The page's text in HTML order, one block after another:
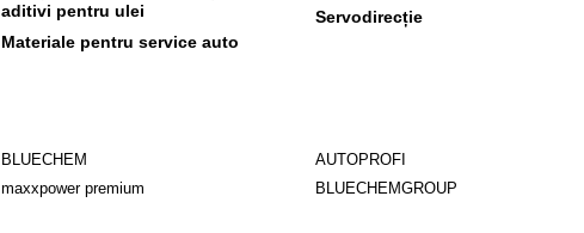
aditivi pentru ulei
Materiale pentru service auto
Servodirecție
BLUECHEM
maxxpower premium
AUTOPROFI
BLUECHEMGROUP